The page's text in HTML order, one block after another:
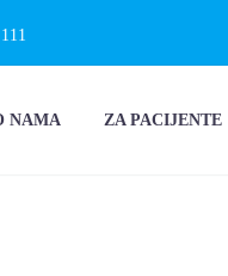
NAMA ZA PACIJENTE